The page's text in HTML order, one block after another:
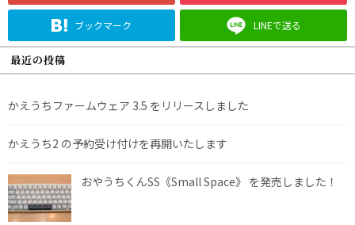
ブックマーク LINEで送る
最近の投稿
かえうちファームウェア 3.5 をリリースしました
かえうち2 の予約受け付けを再開いたします
おやうちくんSS《Small Space》 を発売しました！